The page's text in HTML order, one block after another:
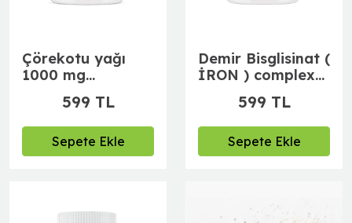
Çörekotu yağı
1000 mg
Sıkım) 60 Softgel
599 TL
Sepete Ekle
Demir Bisglisinat (
İRON ) complex
(Dong Quai,
Ahududu,Vit
C,E,B12,B6, folik
asit,selenyum)
599 TL
Sepete Ekle